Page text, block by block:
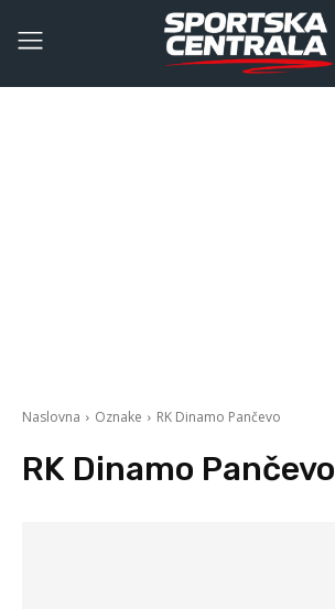
Naslovna Oznake RK Dinamo Pančevo
RK Dinamo Pančevo